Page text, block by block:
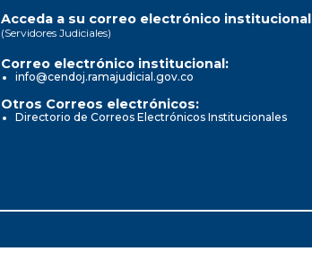
Acceda a su correo electrónico institucional
(Servidores Judiciales)
Correo electrónico institucional:
info@cendoj.ramajudicial.gov.co
Otros Correos electrónicos:
Directorio de Correos Electrónicos Institucionales